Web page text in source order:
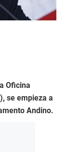
Oficina
se empieza a
Andino.